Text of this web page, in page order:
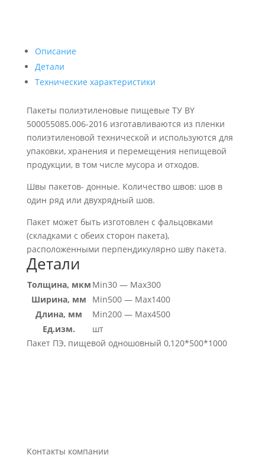
Описание
Детали
Технические характеристики
Пакеты полиэтиленовые пищевые ТУ BY
500055085.006-2016 изготавливаются из пленки
полиэтиленовой технической и используются для
упаковки, хранения и перемещения непищевой
продукции, в том числе мусора и отходов.
Швы пакетов- донные. Количество швов: шов в
один ряд или двухрядный шов.
Пакет может быть изготовлен с фальцовками
(складками с обеих сторон пакета),
расположенными перпендикулярно шву пакета.
Детали
Толщина, мкм Min30 — Max300
Ширина, мм
Min500 — Max1400
Длина, мм
Min200 — Max4500
Ед.изм.
шт
Пакет ПЭ, пищевой одношовный 0,120*500*1000
Контакты компании